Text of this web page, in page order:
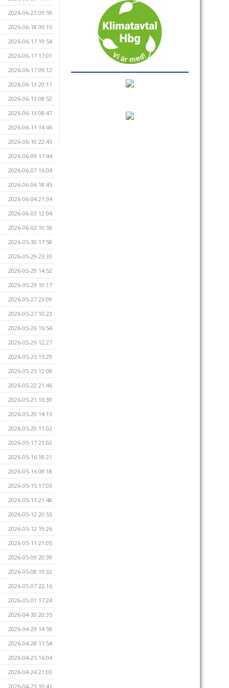
2026-06-23 09:59
2026-06-18 09:15
2026-06-17 19:54
2026-06-17 17:01
2026-06-17 09:12
2026-06-13 20:11
2026-06-13 08:52
2026-06-13 08:47
2026-06-11 14:46
2026-06-10 22:43
2026-06-09 17:44
2026-06-07 16:04
2026-06-06 18:45
2026-06-04 21:34
2026-06-03 12:04
2026-06-02 10:59
2026-05-30 17:58
2026-05-29 23:33
2026-05-29 14:52
2026-05-29 10:17
2026-05-27 23:09
2026-05-27 10:23
2026-05-26 16:54
2026-05-26 12:27
2026-05-25 15:29
2026-05-25 12:08
2026-05-22 21:46
2026-05-21 16:30
2026-05-20 14:13
2026-05-20 11:02
2026-05-17 21:02
2026-05-16 18:21
2026-05-16 08:18
2026-05-15 17:03
2026-05-13 21:48
2026-05-12 20:55
2026-05-12 19:26
2026-05-11 21:05
2026-05-09 20:39
2026-05-08 19:32
2026-05-07 22:16
2026-05-01 17:24
2026-04-30 20:35
2026-04-29 14:59
2026-04-28 11:54
2026-04-25 16:04
2026-04-24 21:03
2026-04-23 10:41